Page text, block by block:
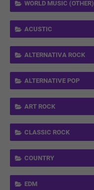
WORLD MUSIC (OTHER)
ACUSTIC
ALTERNATIVA ROCK
ALTERNATIVE POP
ART ROCK
CLASSIC ROCK
COUNTRY
EDM